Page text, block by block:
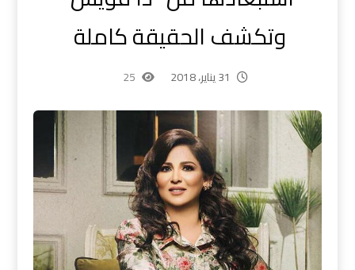
وتكشف الحقيقة كاملة
31 يناير، 2018 25